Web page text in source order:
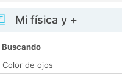
Mi física y +
Buscando
Color de ojos